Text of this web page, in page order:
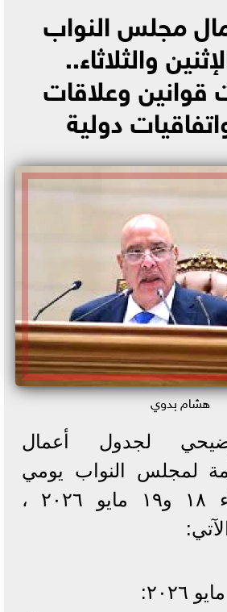
مجلس النواب
والثلاثاء..
وعلاقات
دولية
هشام بدوي
لجدول أعمال
لمجلس النواب يومي
الإثنين والثلاثاء ١٨ و١٩ مايو ٢٠٢٦ ،